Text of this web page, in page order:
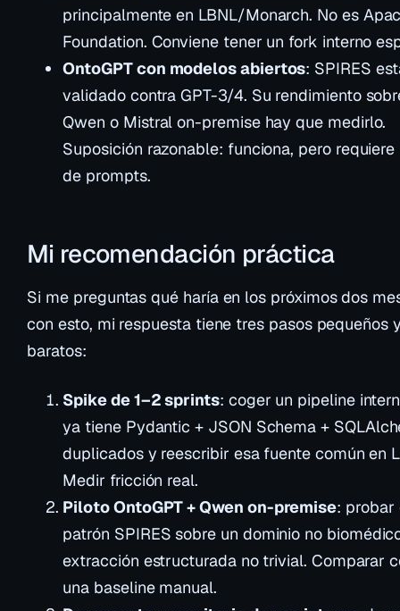
principalmente en LBNL/Monarch. No es
Foundation. Conviene tener un fork interno
OntoGPT con modelos abiertos: SPIRES
validado contra GPT-3/4. Su rendimiento
Qwen o Mistral on-premise hay que medirlo.
Suposición razonable: funciona, pero
de prompts.
Mi recomendación práctica
Si me preguntas qué haría en los próximos dos
con esto, mi respuesta tiene tres pasos pequeños
baratos:
Spike de 1–2 sprints: coger un pipeline
ya tiene Pydantic + JSON Schema +
duplicados y reescribir esa fuente común en
Medir fricción real.
Piloto OntoGPT + Qwen on-premise: probar
patrón SPIRES sobre un dominio no
extracción estructurada no trivial. Comparar
una baseline manual.